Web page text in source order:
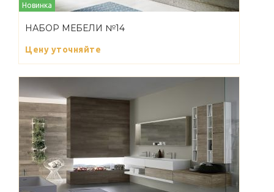
Новинка
НАБОР МЕБЕЛИ №14
Цену уточняйте